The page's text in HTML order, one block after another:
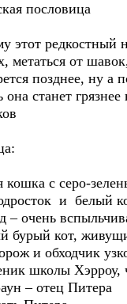
пословица
этот редкостный
метаться от
позднее, ну а
станет
с серо-
и белый
очень
бурый кот,
и обходчик
школы Хэрроу,
– отец Питера